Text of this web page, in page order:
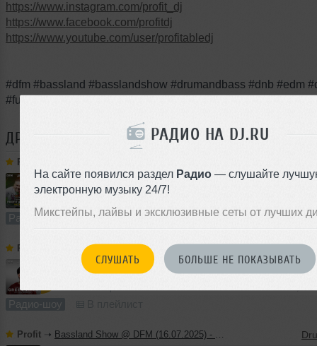
РАДИО НА DJ.RU
На сайте появился раздел Радио — слушайте
электронную музыку 24/7!
Микстейпы, лайвы и эксклюзивные сеты от лучших
СЛУШАТЬ БОЛЬШЕ НЕ ПОКАЗЫВАТЬ
https://www.instagram.com/profit_dj
https://www.facebook.com/profitdj
https://www.youtube.com/user/profitabledj
#dfm #bassland #basslandshow #drumandbass #dnb #edm
#futurebeats #radioshow #bassmusic
ДРУГИЕ ТРЕКИ PROFIT
Profit
Радио-шоу В плейлист
Profit Bassland Show @ DFM (10.12.2025) - Guest mix Green Vibes
Радио-шоу
Profit ➝ Bassland Show @ DFM (16.07.2025) - Guest mix Grinder